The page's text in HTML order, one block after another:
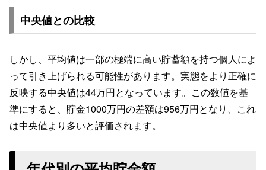
中央値との比較
しかし、平均値は一部の極端に高い貯蓄額を持つ個人によ
って引き上げられる可能性があります。実態をより正確に
反映する中央値は44万円となっています。この数値を基
準にすると、貯金1000万円の差額は956万円となり、これ
は中央値より多いと評価されます。